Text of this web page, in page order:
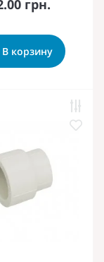
грн.
В корзину